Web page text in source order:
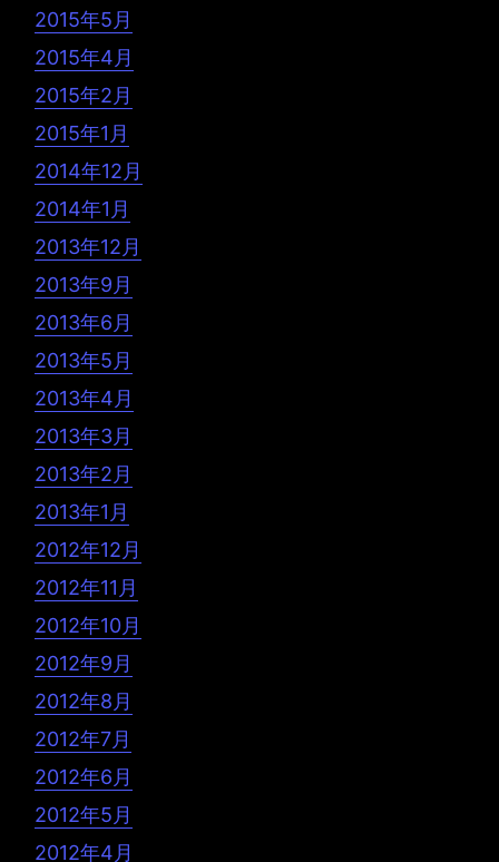
2015年5月
2015年4月
2015年2月
2015年1月
2014年12月
2014年1月
2013年12月
2013年9月
2013年6月
2013年5月
2013年4月
2013年3月
2013年2月
2013年1月
2012年12月
2012年11月
2012年10月
2012年9月
2012年8月
2012年7月
2012年6月
2012年5月
2012年4月